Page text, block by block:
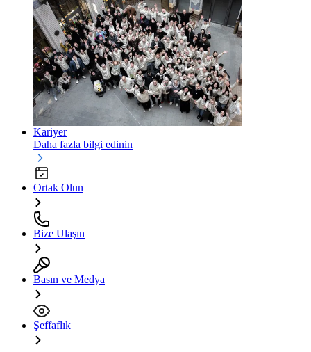
Kariyer
Daha fazla bilgi edinin
Ortak Olun
Bize Ulaşın
Basın ve Medya
Şeffaflık